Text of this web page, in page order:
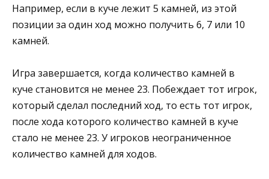
Например, если в куче лежит 5 камней, из этой
позиции за один ход можно получить 6, 7 или 10
камней.
Игра завершается, когда количество камней в
куче становится не менее 23. Побеждает тот игрок,
который сделал последний ход, то есть тот игрок,
после хода которого количество камней в куче
стало не менее 23. У игроков неограниченное
количество камней для ходов.